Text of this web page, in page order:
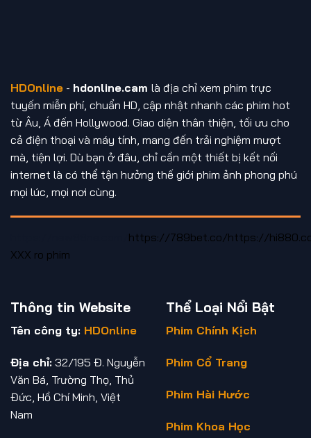
HDOnline - hdonline.cam là địa chỉ xem phim trực
tuyến miễn phí, chuẩn HD, cập nhật nhanh các phim hot
từ Âu, Á đến Hollywood. Giao diện thân thiện, tối ưu cho
cả điện thoại và máy tính, mang đến trải nghiệm mượt
mà, tiện lợi. Dù bạn ở đâu, chỉ cần một thiết bị kết nối
internet là có thể tận hưởng thế giới phim ảnh phong phú
mọi lúc, mọi nơi cùng.
https://789bet.co/https://
XXX ro phim
Thông tin Website
Tên công ty: HDOnline
Địa chỉ: 32/195 Đ. Nguyễn
Văn Bá, Trường Thọ, Thủ
Đức, Hồ Chí Minh, Việt
Nam
Thể Loại Nổi Bật
Phim Chính Kịch
Phim Cổ Trang
Phim Hài Hước
Phim Khoa Học